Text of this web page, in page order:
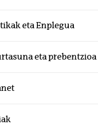
eta Enplegua
eta prebentzioa